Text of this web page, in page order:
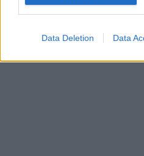
Data Deletion Data
Ameryka Południowa